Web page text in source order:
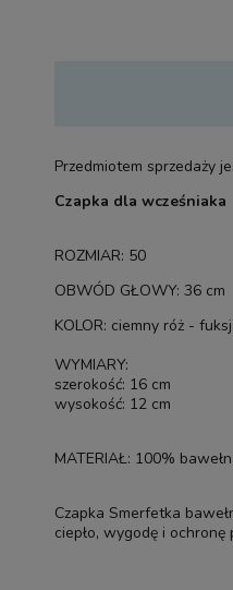
Przedmiotem sprzedaży
Czapka dla wcześniaka
ROZMIAR: 50
OBWÓD GŁOWY: 36 cm
KOLOR: ciemny róż -
WYMIARY:
szerokość: 16 cm
wysokość: 12 cm
MATERIAŁ: 100%
Czapka Smerfetka
ciepło, wygodę i